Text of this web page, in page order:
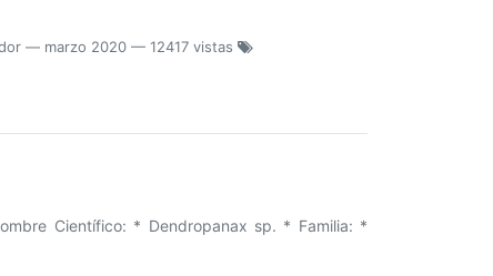
— marzo 2020 — 12417 vistas
Científico: * Dendropanax sp. * Familia: *